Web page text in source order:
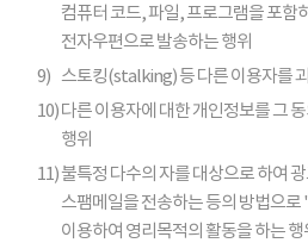
컴퓨터 코드, 파일, 프로그램을 포함
전자우편으로 발송하는 행위
9) 스토킹(stalking) 등 다른 이용자를
10)다른 이용자에 대한 개인정보를 그
행위
11)불특정 다수의 자를 대상으로 하여
스팸메일을 전송하는 등의 방법으
이용하여 영리목적의 활동을 하는 행